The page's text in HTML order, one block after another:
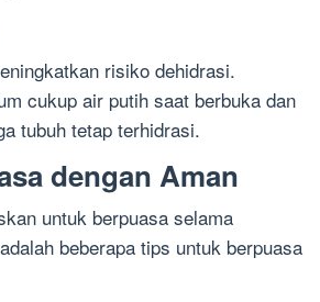
risiko dehidrasi.
cukup air putih saat berbuka dan
tubuh tetap terhidrasi.
dengan Aman
untuk berpuasa selama
beberapa tips untuk berpuasa